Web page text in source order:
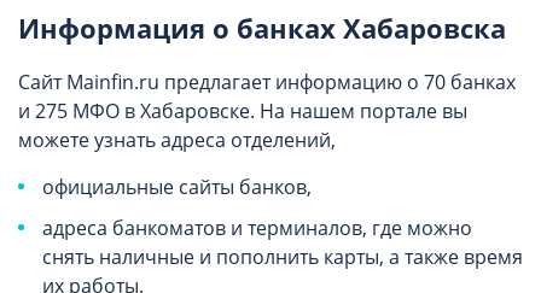
Информация о банках Хабаровска
Сайт Mainfin.ru предлагает информацию о 70 банках
и 275 МФО в Хабаровске. На нашем портале вы
можете узнать адреса отделений,
официальные сайты банков,
адреса банкоматов и терминалов, где можно
снять наличные и пополнить карты, а также время
их работы.